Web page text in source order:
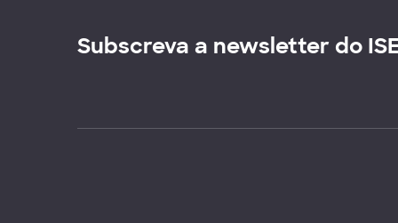
Subscreva a newsletter do